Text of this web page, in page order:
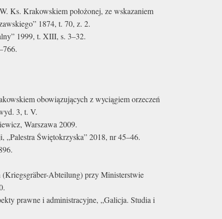
Ks. Krakowskiem położonej, ze wskazaniem
1874, t. 70, z. 2.
1999, t. XIII, s. 3–32.
obowiązujących z wyciągiem orzeczeń
3, t. V.
Warszawa 2009.
Świętokrzyska” 2018, nr 45–46.
Abteilung) przy Ministerstwie
prawne i administracyjne, „Galicja. Studia i